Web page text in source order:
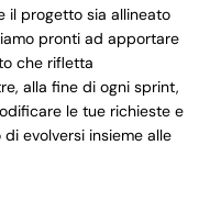
il progetto sia allineato
pronti ad apportare
che rifletta
alla fine di ogni sprint,
le tue richieste e
evolversi insieme alle